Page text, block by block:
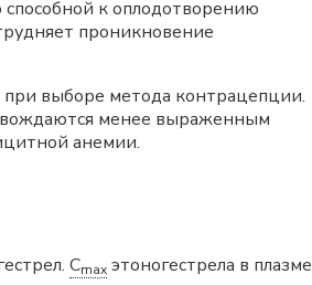
к оплодотворению
проникновение
выборе метода контрацепции.
менее выраженным
анемии.
Cmax этоногестрела в плазме